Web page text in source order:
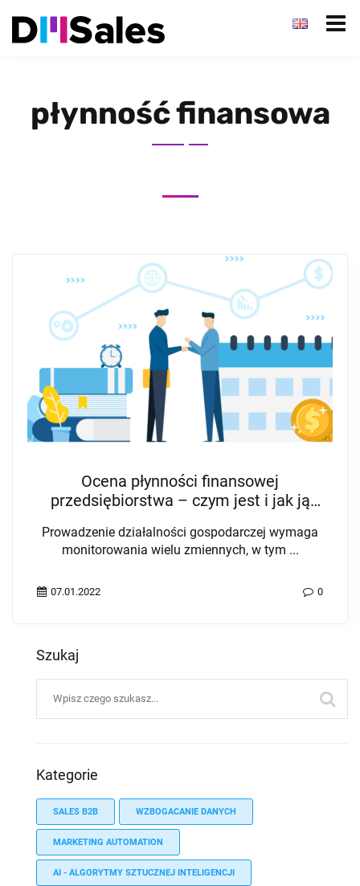
płynność finansowa
Szukaj
Kategorie
SALES B2B WZBOGACANIE DANYCH
MARKETING AUTOMATION
AI - ALGORYTMY SZTUCZNEJ INTELIGENCJI
Ocena płynności finansowej
przedsiębiorstwa – czym jest i jak ją
Prowadzenie działalności gospodarczej wymaga
monitorowania wielu zmiennych, w tym ...
07.01.2022 0